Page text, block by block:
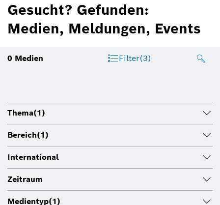
Gesucht? Gefunden:
Medien, Meldungen, Events
0 Medien Filter(3)
Thema(1)
Bereich(1)
International
Zeitraum
Medientyp(1)